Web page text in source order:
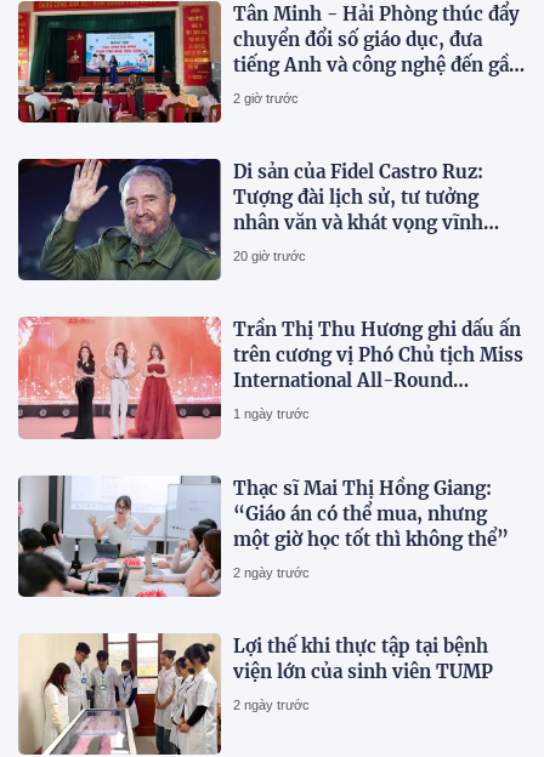
Tân Minh - Hải Phòng thúc đẩy
chuyển đổi số giáo dục, đưa
tiếng Anh và công nghệ đến gần
hơn với học sinh
2 giờ trước
Di sản của Fidel Castro Ruz:
Tượng đài lịch sử, tư tưởng
nhân văn và khát vọng vĩnh
hằng
20 giờ trước
Trần Thị Thu Hương ghi dấu ấn
trên cương vị Phó Chủ tịch Miss
International All-Round
Businesswoman 2026
1 ngày trước
Thạc sĩ Mai Thị Hồng Giang:
“Giáo án có thể mua, nhưng
một giờ học tốt thì không thể”
2 ngày trước
Lợi thế khi thực tập tại bệnh
viện lớn của sinh viên TUMP
2 ngày trước